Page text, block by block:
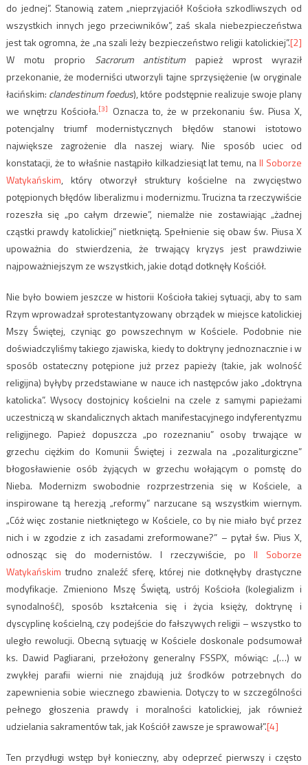
do jednej”. Stanowią zatem „nieprzyjaciół Kościoła szkodliwszych od
wszystkich innych jego przeciwników”, zaś skala niebezpieczeństwa
jest tak ogromna, że „na szali leży bezpieczeństwo religii katolickiej”.[2]
W motu proprio Sacrorum antistitumpapież wprost wyraził
przekonanie, że moderniści utworzyli tajne sprzysiężenie (w oryginale
łacińskim: clandestinum foedus), które podstępnie realizuje swoje plany
we wnętrzu Kościoła.[3] Oznacza to, że w przekonaniu św. Piusa X,
potencjalny triumf modernistycznych błędów stanowi istotowo
największe zagrożenie dla naszej wiary. Nie sposób uciec od
konstatacji, że to właśnie nastąpiło kilkadziesiąt lat temu, naII Soborze
Watykańskim, który otworzył struktury kościelne na zwycięstwo
potępionych błędów liberalizmu i modernizmu. Trucizna ta rzeczywiście
rozeszła się „po całym drzewie”, niemalże nie zostawiając „żadnej
cząstki prawdy katolickiej” nietkniętą. Spełnienie się obaw św. Piusa X
upoważnia do stwierdzenia, że trwający kryzys jest prawdziwie
najpoważniejszym ze wszystkich, jakie dotąd dotknęły Kościół.
Nie było bowiem jeszcze w historii Kościoła takiej sytuacji, aby to sam
Rzym wprowadzał sprotestantyzowany obrządek w miejsce katolickiej
Mszy Świętej, czyniąc go powszechnym w Kościele. Podobnie nie
doświadczyliśmy takiego zjawiska, kiedy to doktryny jednoznacznie i w
sposób ostateczny potępione już przez papieży (takie, jak wolność
religijna) byłyby przedstawiane w nauce ich następców jako „doktryna
katolicka”. Wysocy dostojnicy kościelni na czele z samymi papieżami
uczestniczą w skandalicznych aktach manifestacyjnego indyferentyzmu
religijnego. Papież dopuszcza „po rozeznaniu” osoby trwające w
grzechu ciężkim do Komunii Świętej i zezwala na „pozaliturgiczne”
błogosławienie osób żyjących w grzechu wołającym o pomstę do
Nieba. Modernizm swobodnie rozprzestrzenia się w Kościele, a
inspirowane tą herezją „reformy” narzucane są wszystkim wiernym.
„Cóż więc zostanie nietkniętego w Kościele, co by nie miało być przez
nich i w zgodzie z ich zasadami zreformowane?” – pytał św. Pius X,
odnosząc się do modernistów. I rzeczywiście, poII Soborze
Watykańskim trudno znaleźć sferę, której nie dotknęłyby drastyczne
modyfikacje. Zmieniono Mszę Świętą, ustrój Kościoła (kolegializm i
synodalność), sposób kształcenia się i życia księży, doktrynę i
dyscyplinę kościelną, czy podejście do fałszywych religii – wszystko to
uległo rewolucji. Obecną sytuację w Kościele doskonale podsumował
ks. Dawid Pagliarani, przełożony generalny FSSPX, mówiąc: „(…) w
zwykłej parafii wierni nie znajdują już środków potrzebnych do
zapewnienia sobie wiecznego zbawienia. Dotyczy to w szczególności
pełnego głoszenia prawdy i moralności katolickiej, jak również
udzielania sakramentów tak, jak Kościół zawsze je sprawował”.[4]
Ten przydługi wstęp był konieczny, aby odeprzeć pierwszy i często